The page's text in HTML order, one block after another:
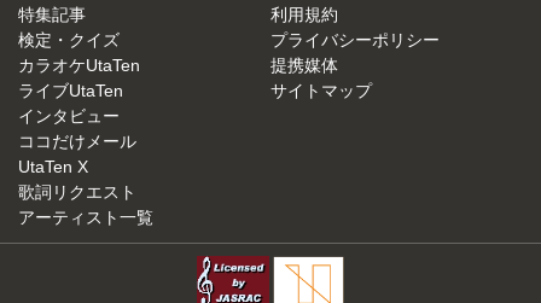
特集記事
検定・クイズ
カラオケUtaTen
ライブUtaTen
インタビュー
ココだけメール
UtaTen X
歌詞リクエスト
アーティスト一覧
利用規約
プライバシーポリシー
提携媒体
サイトマップ